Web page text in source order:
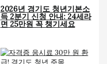
2026년 경기도 청년기본소
득 2분기 신청 안내: 24세라
면 25만원 꼭 챙기세요